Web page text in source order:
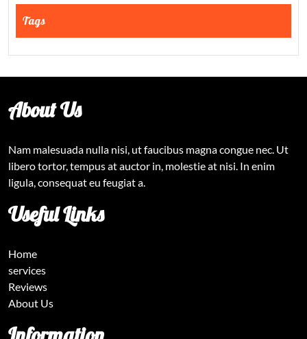
Tags
About Us
Nam malesuada nulla nisi, ut faucibus magna congue nec. Ut
libero tortor, tempus at auctor in, molestie at nisi. In enim
ligula, consequat eu feugiat a.
Useful Links
Home
services
Reviews
About Us